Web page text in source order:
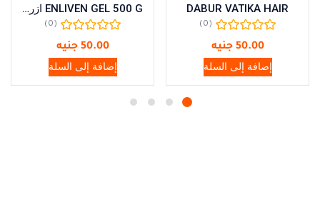
DABUR VATIKA HAIR
(0)
50.00 جنيه
إضافة إلى السلة
ENLIVEN GEL 500 G ازرق
(0)
50.00 جنيه
إضافة إلى السلة